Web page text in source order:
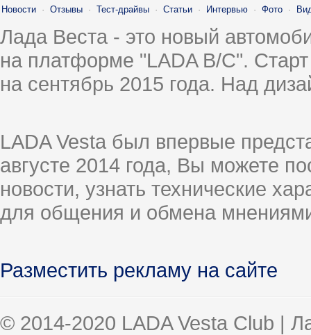
Новости · Отзывы · Тест-драйвы · Статьи · Интервью · Фото ·
Лада Веста - это новый
на платформе "LADA B/C".
на сентябрь 2015 года. Над
LADA Vesta был впервые
августе 2014 года, Вы можете
новости, узнать технические
для общения и обмена
Разместить рекламу на сайте
© 2014-2020 LADA Vesta Club |